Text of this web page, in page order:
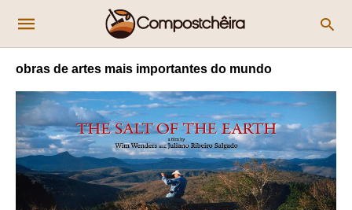
obras de artes mais importantes do mundo